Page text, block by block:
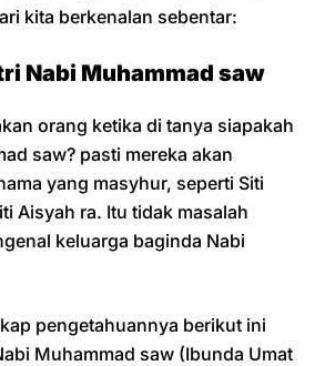
kita berkenalan sebentar:
Nabi Muhammad saw
orang ketika di tanya siapakah
saw? pasti mereka akan
yang masyhur, seperti Siti
Aisyah ra. Itu tidak masalah
keluarga baginda Nabi
pengetahuannya berikut ini
Muhammad saw (Ibunda Umat